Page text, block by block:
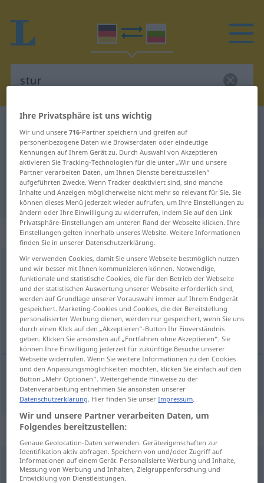
Deutsch-Bulgarisch Übersetzung
für "stur"
"stur" Bulgarisch Übersetzung
„stur“
stur
Übersicht aller Übersetzungen
(Für mehr Details die Übersetzung anklicken/antippen)
упорит, инат
упорит,инат stur
Synonyme für "stur"
unzugänglich
Ihre Privatsphäre ist uns wichtig
Wir und unsere716-Partner speichern und greifen auf
personenbezogene Daten wie Browserdaten oder eindeutige
Kennungen auf Ihrem Gerät zu. Durch Auswahl von Akzeptieren
aktivieren Sie Tracking-Technologien für die unter „Wir und unsere
Partner verarbeiten Daten, um Ihnen Dienste bereitzustellen“
aufgeführten Zwecke. Wenn Tracker deaktiviert sind, sind manche
Inhalte und Anzeigen möglicherweise nicht mehr so relevant für Sie. Sie
können dieses Menü jederzeit wieder aufrufen, um Ihre Einstellungen zu
ändern oder Ihre Einwilligung zu widerrufen, indem Sie auf den Link
Privatsphäre-Einstellungen am unteren Rand der Webseite klicken. Ihre
Einstellungen gelten innerhalb unseres Website. Weitere Informationen
finden Sie in unserer Datenschutzerklärung.
Wir verwenden Cookies, damit Sie unsere Webseite bestmöglich nutzen
und wir besser mit Ihnen kommunizieren können. Notwendige,
funktionale und statistische Cookies, die für den Betrieb der Webseite
und der statistischen Auswertung unserer Webseite erforderlich sind,
werden auf Grundlage unserer Vorauswahl immer auf Ihrem Endgerät
gespeichert. Marketing-Cookies und Cookies, die der Bereitstellung
personalisierter Werbung dienen, werden nur gespeichert, wenn Sie uns
durch einen Klick auf den „Akzeptieren“-Button Ihr Einverständnis
geben. Klicken Sie ansonsten auf „Fortfahren ohne Akzeptieren“. Sie
können Ihre Einwilligung jederzeit für zukünftige Besuche unserer
Webseite widerrufen. Wenn Sie weitere Informationen zu den Cookies
und den Anpassungsmöglichkeiten möchten, klicken Sie einfach auf den
Button „Mehr Optionen“. Weitergehende Hinweise zu der
Datenverarbeitung entnehmen Sie ansonsten unserer
Datenschutzerklärung. Hier finden Sie unserImpressum.
Wir und unsere Partner verarbeiten Daten, um
Folgendes bereitzustellen:
Genaue Geolocation-Daten verwenden. Geräteeigenschaften zur
Identifikation aktiv abfragen. Speichern von und/oder Zugriff auf
Informationen auf einem Gerät. Personalisierte Werbung und Inhalte,
Messung von Werbung und Inhalten, Zielgruppenforschung und
Entwicklung von Dienstleistungen.